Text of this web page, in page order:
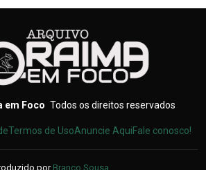
em Foco Todos os direitos reservados
Termos de UsoAnuncie AquiFale conosco!
porBranco Sousa